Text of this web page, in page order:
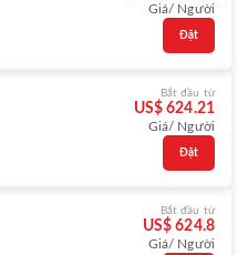
Giá/ Người
Đặt
Bắt đầu từ
US$ 624.21
Giá/ Người
Đặt
Bắt đầu từ
US$ 624.8
Giá/ Người